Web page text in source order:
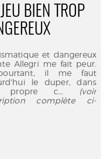
BIEN TROP
et dangereux
Allegri me fait peur.
il me faut
le duper, dans
propre c... (voir
complète ci-